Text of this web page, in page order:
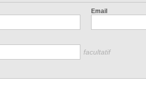
Email
facultatif